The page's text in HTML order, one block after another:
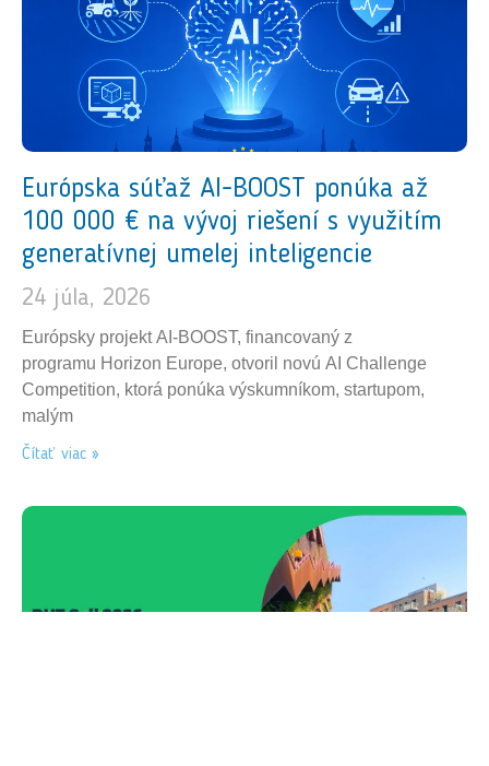
Európska súťaž AI-BOOST ponúka až
100 000 € na vývoj riešení s využitím
generatívnej umelej inteligencie
24 júla, 2026
Európsky projekt AI-BOOST, financovaný z
programu Horizon Europe, otvoril novú AI Challenge
Competition, ktorá ponúka výskumníkom, startupom,
malým
Čítať viac »